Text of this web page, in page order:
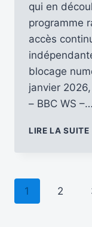
qui en
programme
accès
blocage
janvier
– BBC WS –…
LIRE LA SUITE
1 2